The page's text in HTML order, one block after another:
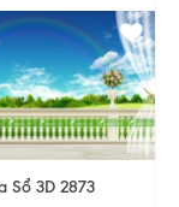
Sổ 3D 2873